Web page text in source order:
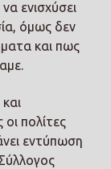
ενισχύσει
όμως δεν
και πως
πολίτες
εντύπωση